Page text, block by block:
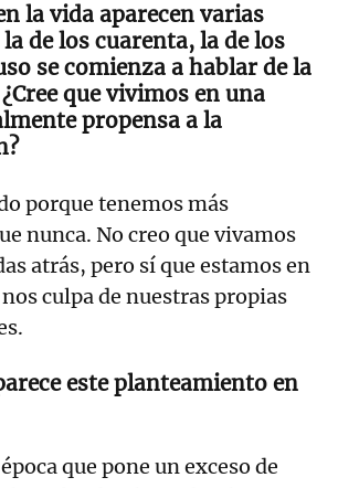
la vida aparecen varias
de los cuarenta, la de los
se comienza a hablar de la
que vivimos en una
propensa a la
porque tenemos más
nunca. No creo que vivamos
atrás, pero sí que estamos en
culpa de nuestras propias
este planteamiento en
que pone un exceso de